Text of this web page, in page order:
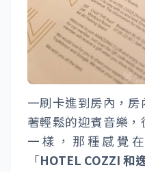
一刷卡進到房內，
著輕鬆的迎賓音樂
一樣，那種感覺
「HOTEL COZZI 和